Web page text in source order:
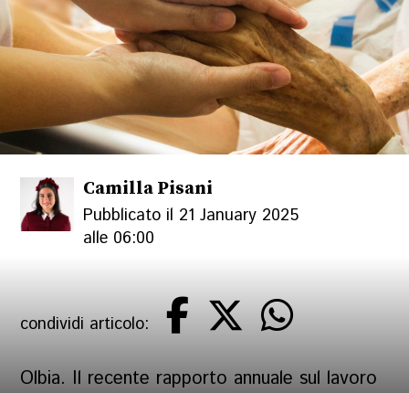
Camilla Pisani
Pubblicato il 21 January 2025
alle 06:00
condividi articolo:
Olbia. Il recente rapporto annuale sul lavoro